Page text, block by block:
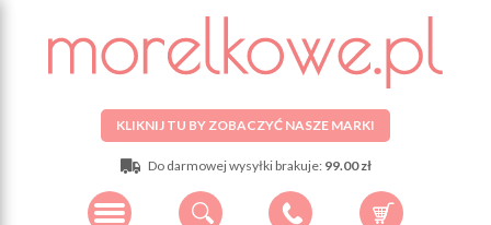
KLIKNIJ TU BY ZOBACZYĆ NASZE MARKI
Do darmowej wysyłki brakuje: 99.00 zł